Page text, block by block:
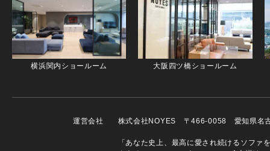
横浜関内ショールーム 大阪四ツ橋ショールーム
運営会社 株式会社NOYES 〒466-0058 愛知県名
「あなた史上、最高に愛され続けるソフ